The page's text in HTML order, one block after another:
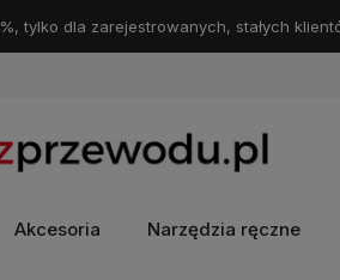
tylko dla zarejestrowanych, stałych
Akcesoria Narzędzia ręczne